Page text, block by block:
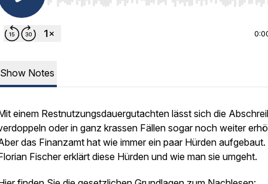
Show Notes
einem Restnutzungsdauergutachten lässt sich die
oder in ganz krassen Fällen sogar noch weiter
das Finanzamt hat wie immer ein paar Hürden aufgebaut.
Fischer erklärt diese Hürden und wie man sie umgeht.